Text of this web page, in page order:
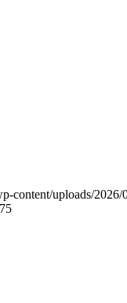
content/uploads/2026/